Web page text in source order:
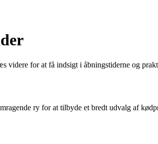
for at få indsigt i åbningstiderne og
ry for at tilbyde et bredt udvalg af